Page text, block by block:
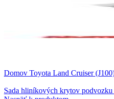
Domov Toyota Land Cruiser
Sada hliníkových krytov